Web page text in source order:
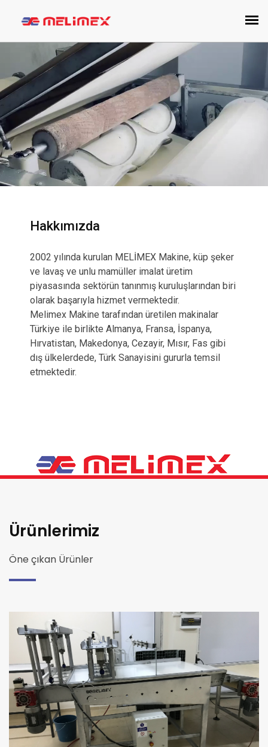
Hakkımızda
2002 yılında kurulan MELİMEX Makine, küp şeker
ve lavaş ve unlu mamüller imalat üretim
piyasasında sektörün tanınmış kuruluşlarından biri
olarak başarıyla hizmet vermektedir.
Melimex Makine tarafından üretilen makinalar
Türkiye ile birlikte Almanya, Fransa, İspanya,
Hırvatistan, Makedonya, Cezayir, Mısır, Fas gibi
dış ülkelerdede, Türk Sanayisini gururla temsil
etmektedir.
Ürünlerimiz
Öne çıkan Ürünler